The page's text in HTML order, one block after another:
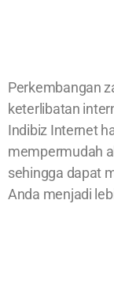
Perkembangan
keterlibatan
Indibiz Internet
mempermudah
sehingga dapat
Anda menjadi